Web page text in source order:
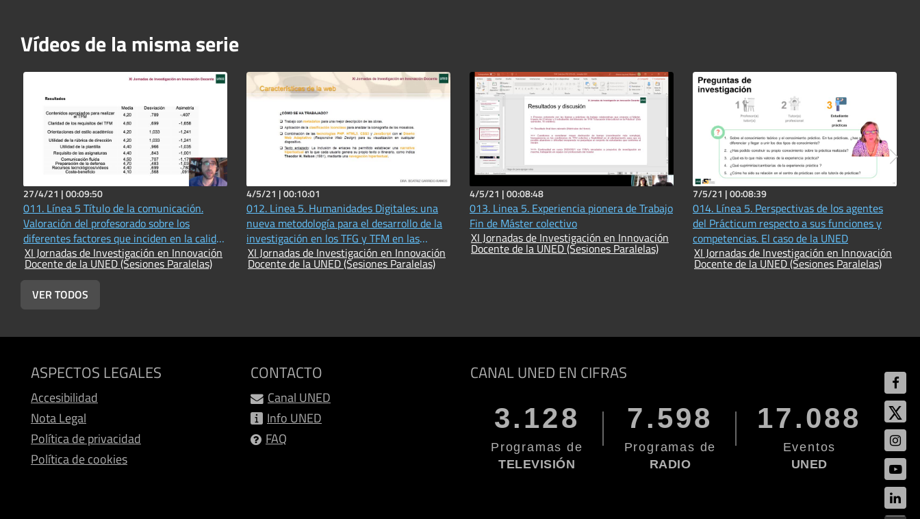
Vídeos de la misma serie
27/4/21 |00:09:50
011. Línea 5 Título de la comunicación.
Valoración del profesorado sobre los
diferentes factores que inciden en la calidad
del proceso de dirección del Trabajos Fin de
Máster en Educación
XI Jornadas de Investigación en Innovación
Docente de la UNED (Sesiones Paralelas)
4/5/21 |00:10:01
012. Linea 5. Humanidades Digitales: una
nueva metodología para el desarrollo de la
investigación en los TFG y TFM en las
disciplinas humanísticas
XI Jornadas de Investigación en Innovación
Docente de la UNED (Sesiones Paralelas)
4/5/21 |00:08:48
013. Linea 5. Experiencia pionera de Trabajo
Fin de Máster colectivo
XI Jornadas de Investigación en Innovación
Docente de la UNED (Sesiones Paralelas)
7/5/21 |00:08:39
014. Línea 5. Perspectivas de los agentes
del Prácticum respecto a sus funciones y
competencias. El caso de la UNED
XI Jornadas de Investigación en Innovación
Docente de la UNED (Sesiones Paralelas)
VER TODOS
ASPECTOS LEGALES
Accesibilidad
Nota Legal
Política de privacidad
Política de cookies
CONTACTO
Canal UNED
Info UNED
FAQ
CANAL UNED EN CIFRAS
3.128
Programas de
TELEVISIÓN
7.598
Programas de
RADIO
17.088
Eventos
UNED